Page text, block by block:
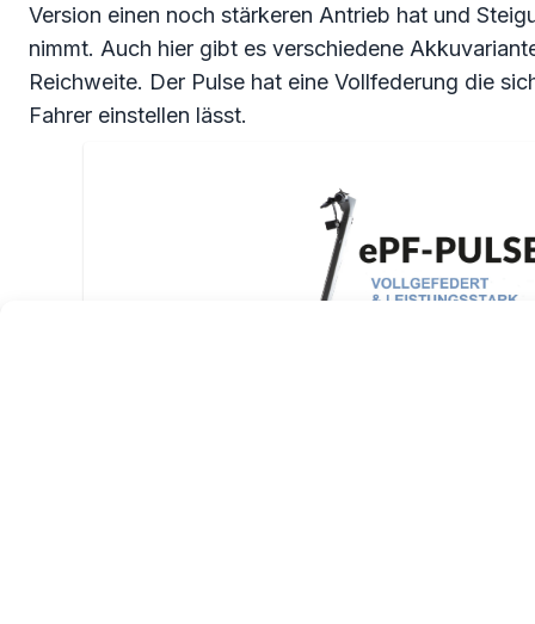
Version einen noch stärkeren Antrieb hat und
nimmt. Auch hier gibt es verschiedene
Reichweite. Der Pulse hat eine Vollfederung die
Fahrer einstellen lässt.